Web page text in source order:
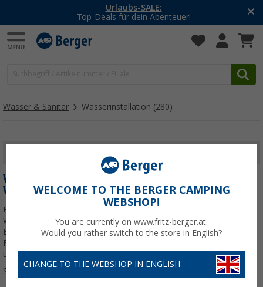
-20% auf Kleidung und Schuhe
Mit dem Aktionscode20SSV
Wasser & Sanitär Wasserinstallation (280)
WASSERINSTALLATION WOHNWAGEN &
WOHNMOBIL
Eine zuverlässige Wasserversorgung im Wohnwagen und
Wohnmobil ist essentiell für einen gelungenen Campingausflug .
Eine gut durchdachte Wasserinstallation ermöglicht es dir,
Frischwasser sicher zu speichern, das Wasser zu
unsere Kategorie
Sortieren:
WELCOME TO THE BERGER CAMPING
WEBSHOP!
You are currently on www.fritz-berger.at.
Would you rather switch to the store in English?
CHANGE TO THE WEBSHOP IN ENGLISH